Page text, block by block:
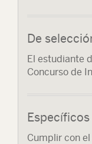
De
El estudiante
Concurso de
Cumplir con